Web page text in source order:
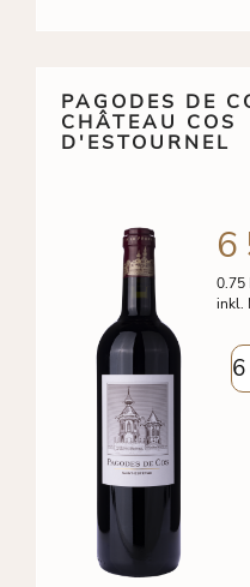
PAGODES DE
CHÂTEAU COS
D'ESTOURNEL
0.75
inkl.